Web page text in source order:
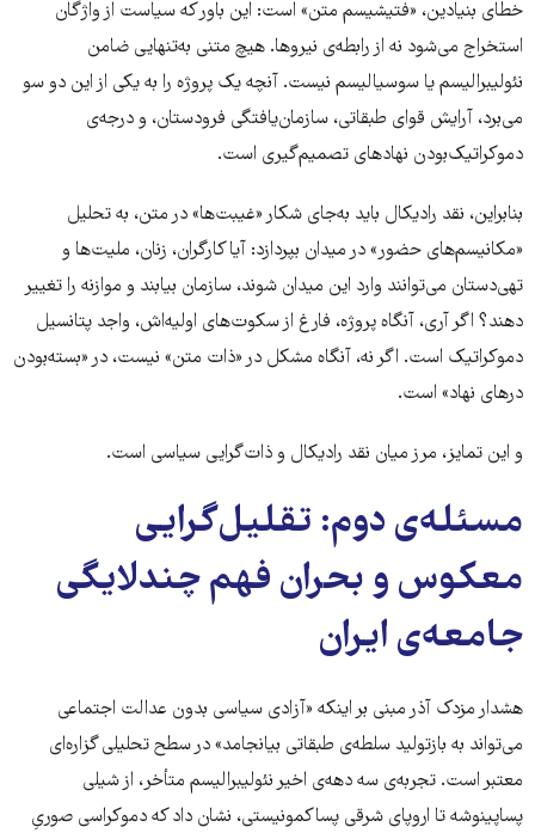
خطای بنیادین، «فتیشیسم متن» است: این باور که سیاست از واژگان
استخراج می‌شود نه از رابطه‌ی نیروها. هیچ متنی به‌تنهایی ضامن
نئولیبرالیسم یا سوسیالیسم نیست. آنچه یک پروژه را به یکی از این دو سو
می‌برد، آرایش قوای طبقاتی، سازمان‌یافتگی فرودستان، و درجه‌ی
دموکراتیک‌بودن نهادهای تصمیم‌گیری است.
بنابراین، نقد رادیکال باید به‌جای شکار «غیبت‌ها» در متن، به تحلیل
«مکانیسم‌های حضور» در میدان بپردازد: آیا کارگران، زنان، ملیت‌ها و
تهی‌دستان می‌توانند وارد این میدان شوند، سازمان بیابند و موازنه را تغییر
دهند؟ اگر آری، آنگاه پروژه، فارغ از سکوت‌های اولیه‌اش، واجد پتانسیل
دموکراتیک است. اگر نه، آنگاه مشکل در «ذات متن» نیست، در «بسته‌بودن
درهای نهاد» است.
و این تمایز، مرز میان نقد رادیکال و ذات‌گرایی سیاسی است.
مسئله‌ی دوم: تقلیل‌گرایی
معکوس و بحران فهم چندلایگی
جامعه‌ی ایران
هشدار مزدک آذر مبنی بر اینکه «آزادی سیاسی بدون عدالت اجتماعی
می‌تواند به بازتولید سلطه‌ی طبقاتی بیانجامد» در سطح تحلیلی گزاره‌ای
معتبر است. تجربه‌ی سه دهه‌ی اخیر نئولیبرالیسم متأخر، از شیلی
پساپینوشه تا اروپای شرقی پساکمونیستی، نشان داد که دموکراسی صوریِ